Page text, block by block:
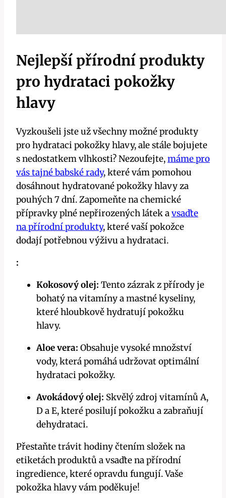
Nejlepší přírodní produkty
pro hydrataci pokožky
hlavy
Vyzkoušeli jste už všechny možné produkty
pro hydrataci pokožky hlavy, ale stále bojujete
s nedostatkem vlhkosti? Nezoufejte,máme pro
vás tajné babské rady, které vám pomohou
dosáhnout hydratované pokožky hlavy za
pouhých 7 dní. Zapomeňte na chemické
přípravky plné nepřirozených látek avsaďte
na přírodní produkty, které vaší pokožce
dodají potřebnou výživu a hydrataci.
:
Kokosový olej: Tento zázrak z přírody je
bohatý na vitamíny a mastné kyseliny,
které hloubkově hydratují pokožku
hlavy.
Aloe vera: Obsahuje vysoké množství
vody, která pomáhá udržovat optimální
hydrataci pokožky.
Avokádový olej: Skvělý zdroj vitamínů A,
D a E, které posilují pokožku a zabraňují
dehydrataci.
Přestaňte trávit hodiny čtením složek na
etiketách produktů a vsaďte na přírodní
ingredience, které opravdu fungují. Vaše
pokožka hlavy vám poděkuje!